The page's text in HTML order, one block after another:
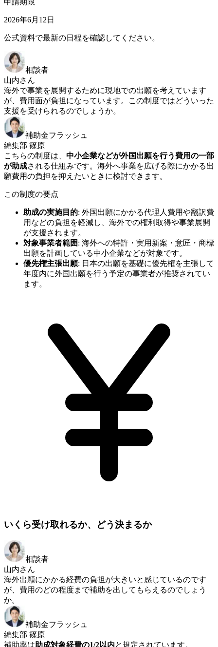
2026年6月12日
公式資料で最新の日程を確認してください。
相談者
山内さん
海外で事業を展開するために現地での出願を考えています
が、費用面が負担になっています。この制度ではどういった
支援を受けられるのでしょうか。
補助金フラッシュ
編集部 篠原
こちらの制度は、 中小企業などが外国出願を行う費用の一部
が助成される仕組みです。海外へ事業を広げる際にかかる出
願費用の負担を抑えたいときに検討できます。
この制度の要点
助成の実施目的: 外国出願にかかる代理人費用や翻訳費
用などの負担を軽減し、海外での権利取得や事業展開
が支援されます。
対象事業者範囲: 海外への特許・実用新案・意匠・商標
出願を計画している中小企業などが対象です。
優先権主張出願: 日本の出願を基礎に優先権を主張して
年度内に外国出願を行う予定の事業者が推奨されてい
ます。
いくら受け取れるか、どう決まるか
相談者
山内さん
海外出願にかかる経費の負担が大きいと感じているのです
が、費用のどの程度まで補助を出してもらえるのでしょう
か。
補助金フラッシュ
編集部 篠原
補助率は助成対象経費の1/2以内と規定されています。